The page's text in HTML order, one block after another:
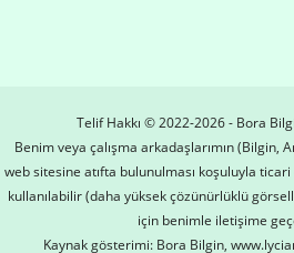
Telif Hakkı © 2022-2026 - Bora
Benim veya çalışma arkadaşlarımın (Bilgin,
web sitesine atıfta bulunulması koşuluyla
kullanılabilir (daha yüksek çözünürlüklü
için benimle iletişime
Kaynak gösterimi: Bora Bilgin,